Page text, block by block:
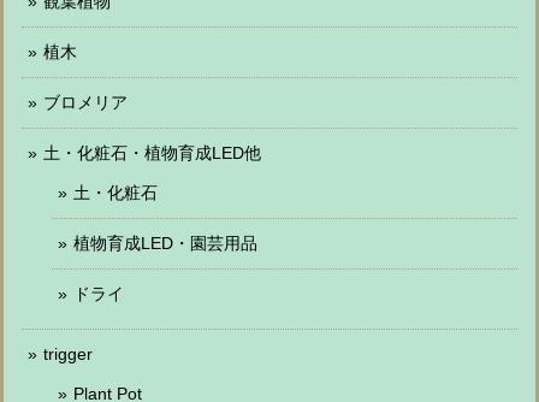
植木
ブロメリア
土・化粧石・植物育成LED他
土・化粧石
植物育成LED・園芸用品
ドライ
trigger
Plant Pot